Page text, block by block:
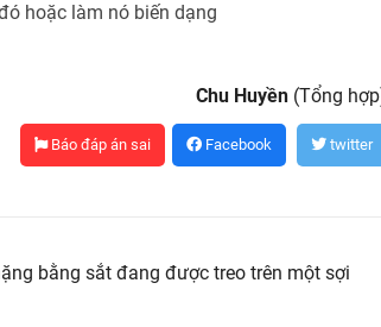
hoặc làm nó biến dạng
Chu Huyền (Tổng
Báo đáp án sai Facebook twitter
bằng sắt đang được treo trên một sợi